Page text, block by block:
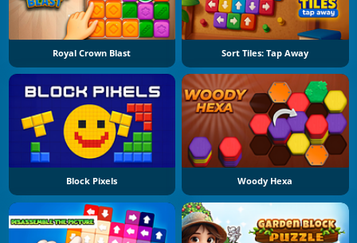
Royal Crown Blast Sort Tiles: Tap Away
Block Pixels Woody Hexa